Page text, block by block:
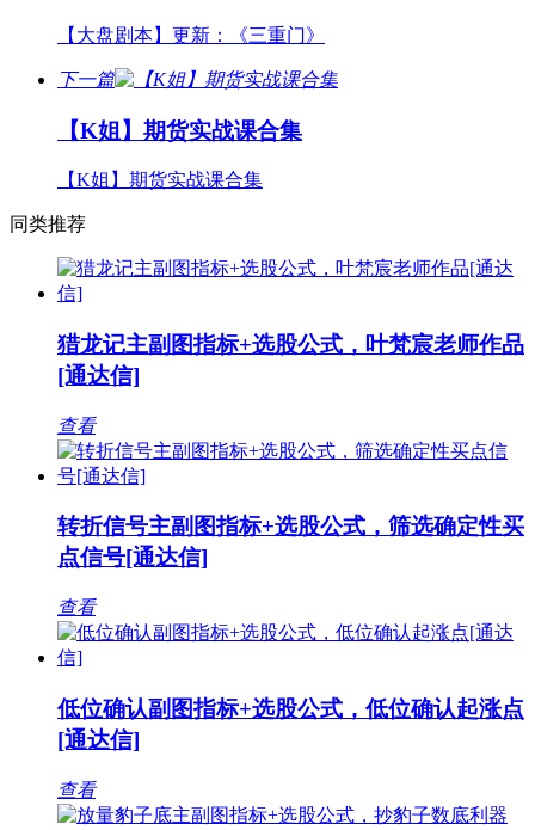
【大盘剧本】更新：《三重门》
下一篇
【K姐】期货实战课合集
【K姐】期货实战课合集
同类推荐
猎龙记主副图指标+选股公式，叶梵宸老师作品
[通达信]
查看
转折信号主副图指标+选股公式，筛选确定性买
点信号[通达信]
查看
低位确认副图指标+选股公式，低位确认起涨点
[通达信]
查看